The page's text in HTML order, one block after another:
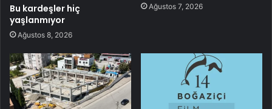
Bu kardeşler hiç
yaşlanmıyor
Ağustos 8, 2026
Ağustos 7, 2026